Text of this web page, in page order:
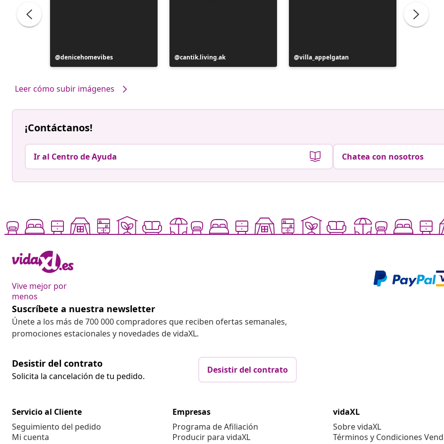
Publicación
realizada
denicehomevibes
Publicación
realizada
cantik.living.ak
Publicación
realizada
villa_appelgatan
Leer cómo subir imágenes
¡Contáctanos!
Ir al Centro de Ayuda Chatea con nosotros
Vive mejor por
menos
Suscríbete a nuestra newsletter
Únete a los más de 700 000 compradores que reciben ofertas semanales,
promociones estacionales y novedades de vidaXL.
Desistir del contrato
Solicita la cancelación de tu pedido.
Desistir del contrato
Servicio al Cliente
Seguimiento del pedido
Mi cuenta
Empresas
Programa de Afiliación
Producir para vidaXL
vidaXL
Sobre vidaXL
Términos y Condiciones